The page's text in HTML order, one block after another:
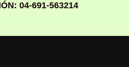
04-691-563214